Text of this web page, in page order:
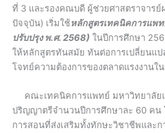
ที่ 3 และรองคณบดี ผู้ช่วยศาสตราจาร
ปัจจุบัน) เริ่มใช้หลักสูตรเทคนิคการแพ
ปรับปรุง พ.ศ. 2568) ในปีการศึกษา
ให้หลักสูตรทันสมัย ทันต่อการเปลี่ยนแ
โจทย์ความต้องการของตลาดแรงงานใ
คณะเทคนิคการแพทย์ มหาวิทยาลัยเ
ปริญญาตรีจำนวนปีการศึกษาละ 60 คน
การสอนที่ส่งเสริมทั้งทักษะวิชาชีพและ